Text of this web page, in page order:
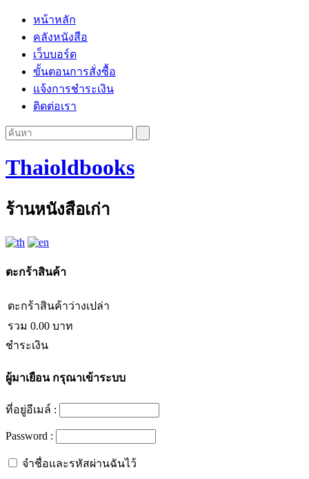
หน้าหลัก
คลังหนังสือ
เว็บบอร์ด
ขั้นตอนการสั่งซื้อ
แจ้งการชำระเงิน
ติดต่อเรา
Thaioldbooks
ร้านหนังสือเก่า
ตะกร้าสินค้า
ตะกร้าสินค้าว่างเปล่า
รวม 0.00 บาท
ชำระเงิน
ผู้มาเยือนกรุณาเข้าระบบ
ที่อยู่อีเมล์ :
Password :
จำชื่อและรหัสผ่านฉันไว้